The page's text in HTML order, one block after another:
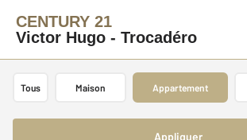
CENTURY 21
Victor Hugo - Trocadéro
Tous Maison Appartement
Appliquer